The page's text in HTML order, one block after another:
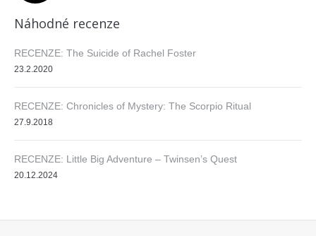
Náhodné recenze
RECENZE: The Suicide of Rachel Foster
23.2.2020
RECENZE: Chronicles of Mystery: The Scorpio Ritual
27.9.2018
RECENZE: Little Big Adventure – Twinsen’s Quest
20.12.2024